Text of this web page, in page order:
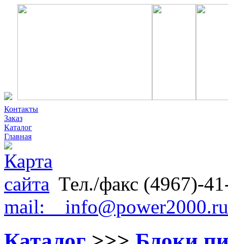
Контакты
Заказ
Каталог
Главная
Тел./факс (4967)-
mail: info@power2000.ru